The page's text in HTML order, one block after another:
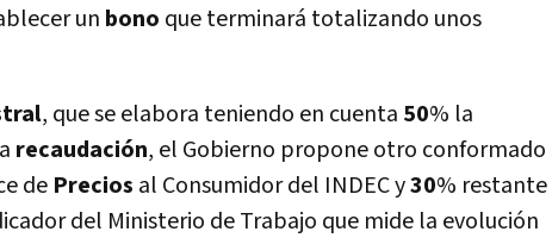
un bono que terminará totalizando unos
, que se elabora teniendo en cuenta 50% la
recaudación, el Gobierno propone otro conformado
de Precios al Consumidor del INDEC y30% restante
del Ministerio de Trabajo que mide la evolución